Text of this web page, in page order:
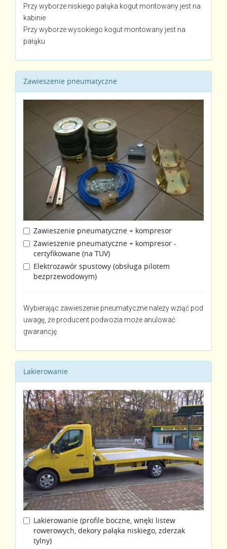
Przy wyborze niskiego pałąka kogut montowany jest na
kabinie
Przy wyborze wysokiego kogut montowany jest na
pałąku
Zawieszenie pneumatyczne
Zawieszenie pneumatyczne + kompresor
Zawieszenie pneumatyczne + kompresor -
certyfikowane (na TUV)
Elektrozawór spustowy (obsługa pilotem
bezprzewodowym)
Wybierając zawieszenie pneumatyczne należy wziąć pod
uwagę, że producent podwozia może anulować
gwarancję.
Lakierowanie
Lakierowanie (profile boczne, wnęki listew
rowerowych, dekory pałąka niskiego, zderzak
tylny)